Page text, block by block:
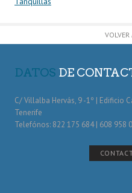
VOLVER
DATOS DE
C/ Villalba Hervás, 9 -1º | Edificio
Tenerife
Telefónos: 822 175 684 | 608 958